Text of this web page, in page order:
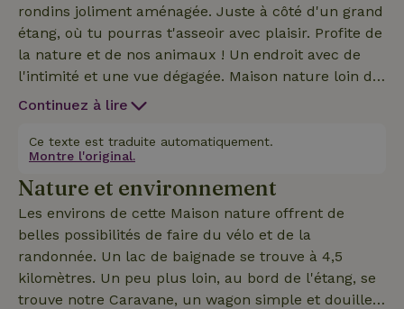
rondins joliment aménagée. Juste à côté d'un grand
étang, où tu pourras t'asseoir avec plaisir. Profite de
la nature et de nos animaux ! Un endroit avec de
l'intimité et une vue dégagée. Maison nature loin de
l'agitation, tout simplement "retour aux sources". La
d'une table avec 2 chaises, d'un placard avec des
ustensiles de cuisine et d'une gazinière à 2
brûleurs. À l'extérieur, tu peux te détendre sur la
terrasse près de l'étang, qui est abritée et
partiellement couverte. Il y a aussi des chaises de
détente et une table de pique-nique. Notre maison
se trouve à environ 60 mètres, avec un chat, un
cheval et 2 ânes dans la cour et autour. La salle de
Continuez à lire
Ce texte est traduite automatiquement.
Montre l'original.
Nature et environnement
Les environs de cette Maison nature offrent de
belles possibilités de faire du vélo et de la
randonnée. Un lac de baignade se trouve à 4,5
kilomètres. Un peu plus loin, au bord de l'étang, se
trouve notre Caravane, un wagon simple et douillet